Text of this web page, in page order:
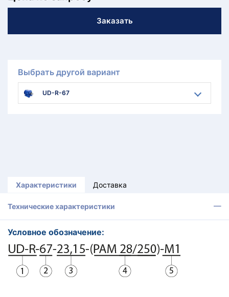
Заказать
Выбрать другой вариант
UD-R-67
Характеристики Доставка
Технические характеристики
Условное обозначение: